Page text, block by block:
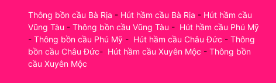
Thông bồn cầu Bà Rịa - Hút hầm cầu Bà Rịa - Hút hầm cầu
Vũng Tàu - Thông bồn cầu Vũng Tàu - Hút hầm cầu Phú Mỹ
- Thông bồn cầu Phú Mỹ - Hút hầm cầu Châu Đức - Thông
bồn cầu Châu Đức- Hút hầm cầu Xuyên Mộc - Thông bồn
cầu Xuyên Mộc